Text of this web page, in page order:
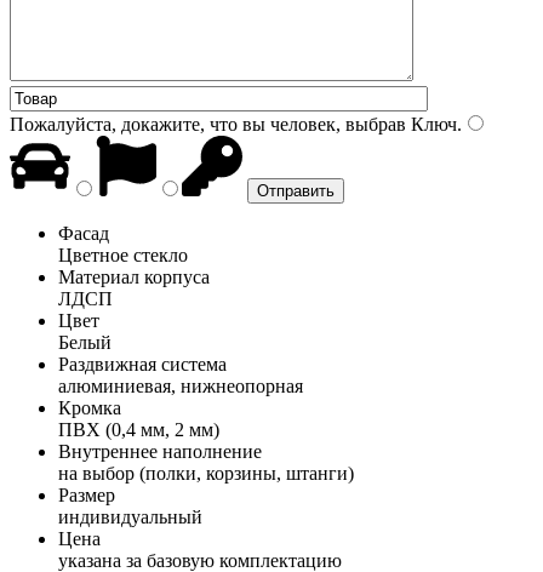
Пожалуйста, докажите, что вы человек, выбрав Ключ.
Фасад
Цветное стекло
Материал корпуса
ЛДСП
Цвет
Белый
Раздвижная система
алюминиевая, нижнеопорная
Кромка
ПВХ (0,4 мм, 2 мм)
Внутреннее наполнение
на выбор (полки, корзины, штанги)
Размер
индивидуальный
Цена
указана за базовую комплектацию